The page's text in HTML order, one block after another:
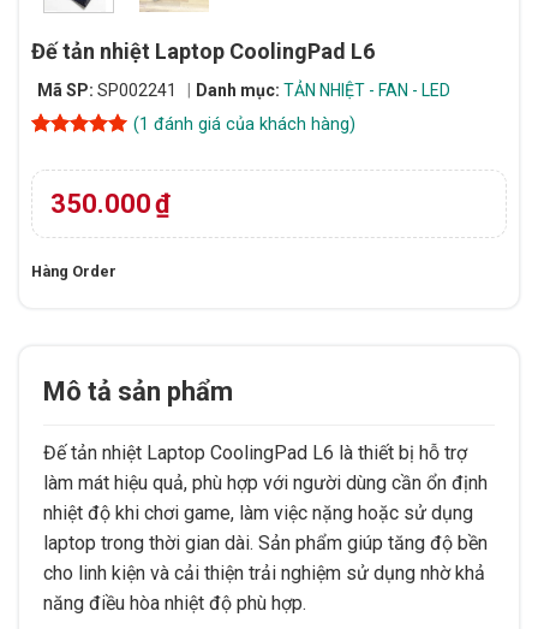
Đế tản nhiệt Laptop CoolingPad L6
Mã SP: SP002241 Danh mục: TẢN NHIỆT - FAN - LED
dựa trên
đánh giá
(1 đánh giá của khách hàng)
350.000₫
Hàng Order
Mô tả sản phẩm
Đế tản nhiệt Laptop CoolingPad L6 là thiết bị hỗ trợ
làm mát hiệu quả, phù hợp với người dùng cần ổn định
nhiệt độ khi chơi game, làm việc nặng hoặc sử dụng
laptop trong thời gian dài. Sản phẩm giúp tăng độ bền
cho linh kiện và cải thiện trải nghiệm sử dụng nhờ khả
năng điều hòa nhiệt độ phù hợp.